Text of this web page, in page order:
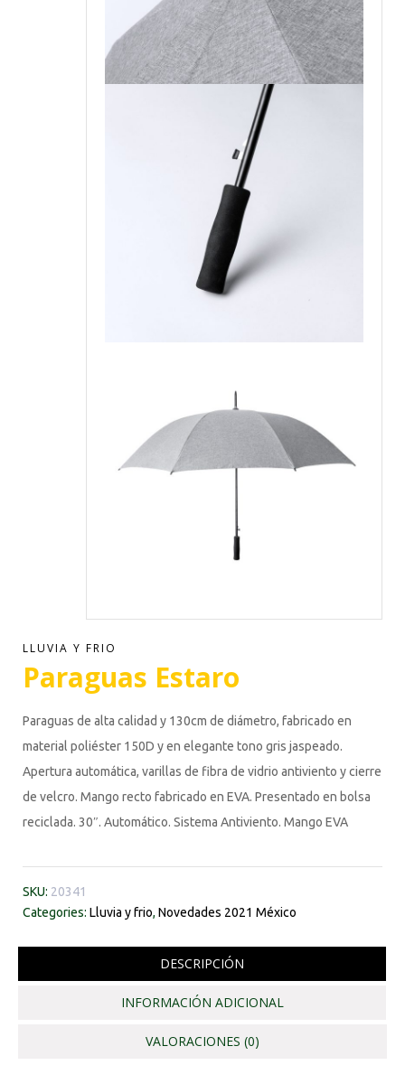
LLUVIA Y FRIO
Paraguas Estaro
Paraguas de alta calidad y 130cm de diámetro, fabricado en
material poliéster 150D y en elegante tono gris jaspeado.
Apertura automática, varillas de fibra de vidrio antiviento y cierre
de velcro. Mango recto fabricado en EVA. Presentado en bolsa
reciclada. 30″. Automático. Sistema Antiviento. Mango EVA
SKU: 20341
Categories: Lluvia y frio, Novedades 2021 México
DESCRIPCIÓN
INFORMACIÓN ADICIONAL
VALORACIONES (0)